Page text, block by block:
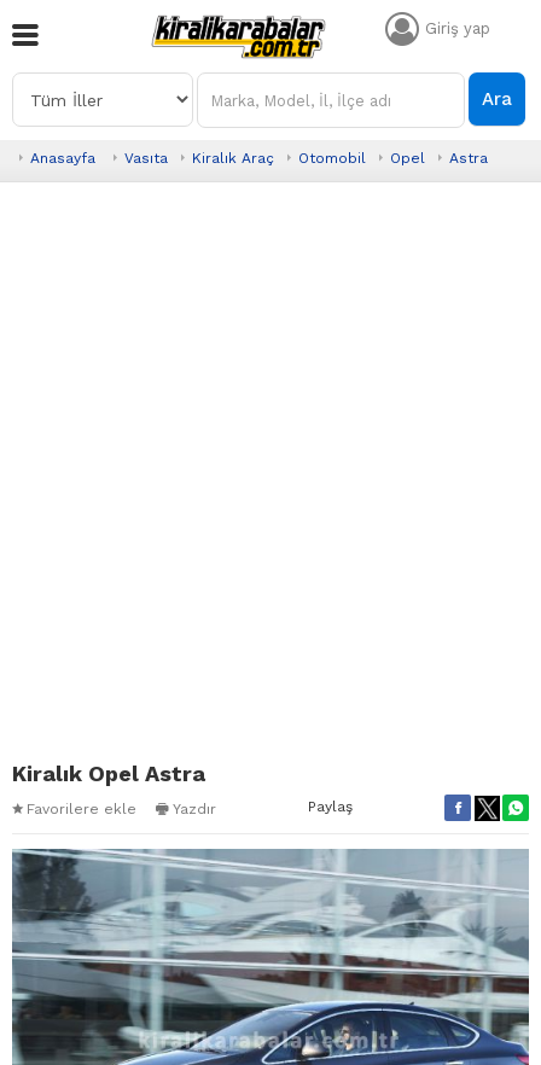
Giriş yap
Ara
Anasayfa Vasıta Kiralık Araç Otomobil Opel Astra
Kiralık Opel Astra
Favorilere ekle Yazdır Paylaş